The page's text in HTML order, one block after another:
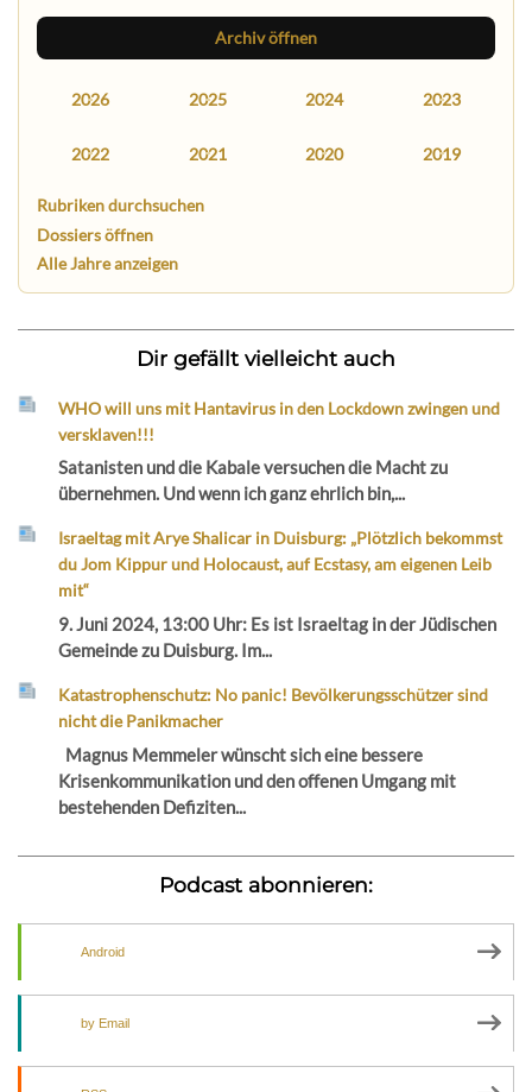
Archiv öffnen
2026 2025 2024 2023
2022 2021 2020 2019
Rubriken durchsuchen
Dossiers öffnen
Alle Jahre anzeigen
Dir gefällt vielleicht auch
WHO will uns mit Hantavirus in den Lockdown zwingen und
versklaven!!!
Satanisten und die Kabale versuchen die Macht zu
übernehmen. Und wenn ich ganz ehrlich bin,...
Israeltag mit Arye Shalicar in Duisburg: „Plötzlich bekommst
du Jom Kippur und Holocaust, auf Ecstasy, am eigenen Leib
mit“
9. Juni 2024, 13:00 Uhr: Es ist Israeltag in der Jüdischen
Gemeinde zu Duisburg. Im...
Katastrophenschutz: No panic! Bevölkerungsschützer sind
nicht die Panikmacher
Magnus Memmeler wünscht sich eine bessere
Krisenkommunikation und den offenen Umgang mit
bestehenden Defiziten...
Podcast abonnieren:
Android
by Email